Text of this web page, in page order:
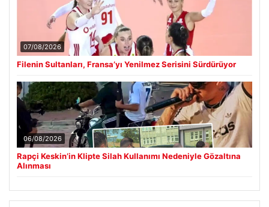
07/08/2026
Filenin Sultanları, Fransa’yı Yenilmez Serisini Sürdürüyor
06/08/2026
Rapçi Keskin’in Klipte Silah Kullanımı Nedeniyle Gözaltına
Alınması